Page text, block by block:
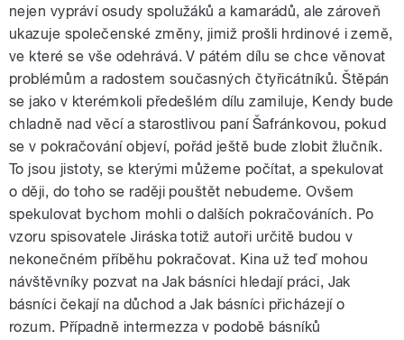
nejen vypráví osudy spolužáků a kamarádů, ale zároveň
ukazuje společenské změny, jimiž prošli hrdinové i země,
ve které se vše odehrává. V pátém dílu se chce věnovat
problémům a radostem současných čtyřicátníků. Štěpán
se jako v kterémkoli předešlém dílu zamiluje, Kendy bude
chladně nad věcí a starostlivou paní Šafránkovou, pokud
se v pokračování objeví, pořád ještě bude zlobit žlučník.
To jsou jistoty, se kterými můžeme počítat, a spekulovat
o ději, do toho se raději pouštět nebudeme. Ovšem
spekulovat bychom mohli o dalších pokračováních. Po
vzoru spisovatele Jiráska totiž autoři určitě budou v
nekonečném příběhu pokračovat. Kina už teď mohou
návštěvníky pozvat na Jak básníci hledají práci, Jak
básníci čekají na důchod a Jak básníci přicházejí o
rozum. Případně intermezza v podobě básníků